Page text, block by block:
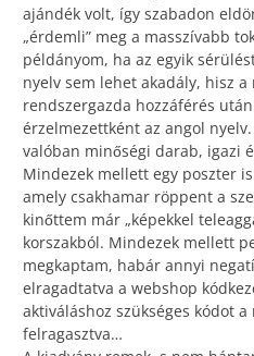
ajándék volt, így szabadon
„érdemli” meg a masszívabb
példányom, ha az egyik
nyelv sem lehet akadály, hisz
rendszergazda hozzáférés
érzelmezettként az angol
valóban minőségi darab, igazi
Mindezek mellett egy poszter
amely csakhamar röppent a
kinőttem már „képekkel
korszakból. Mindezek mellett
megkaptam, habár annyi
elragadtatva a webshop
aktiváláshoz szükséges kódot
felragasztva…